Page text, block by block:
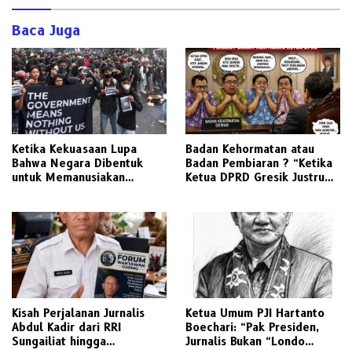
Baca Juga
Ketika Kekuasaan Lupa
Bahwa Negara Dibentuk
untuk Memanusiakan
Badan Kehormatan atau
Badan Pembiaran ? “Ketika
Ketua DPRD Gresik Justru
Kisah Perjalanan Jurnalis
Abdul Kadir dari RRI
Sungailiat hingga
Ketua Umum PJI Hartanto
Boechari: “Pak Presiden,
Jurnalis Bukan “Londo